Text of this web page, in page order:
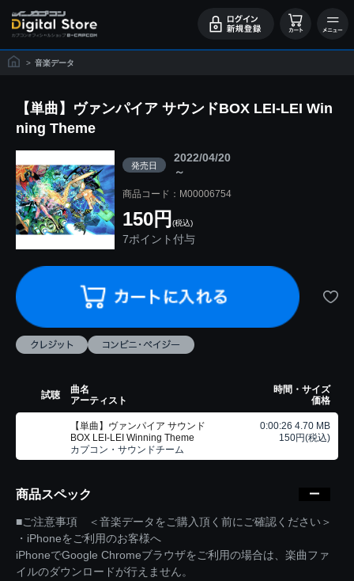
> 音楽データ
【単曲】ヴァンパイア サウンドBOX LEI-LEI Win
ning Theme
発売日
2022/04/20
～
商品コード：M00006754
150円 (税込)
7ポイント付与
試聴
曲名
アーティスト
時間・サイズ
価格
【単曲】ヴァンパイア サウンド
BOX LEI-LEI Winning Theme
カプコン・サウンドチーム
0:00:26 4.70 MB
150円(税込)
商品スペック
■ご注意事項 ＜音楽データをご購入頂く前にご確認ください＞
・iPhoneをご利用のお客様へ
iPhoneでGoogle Chromeブラウザをご利用の場合は、楽曲ファ
イルのダウンロードが行えません。